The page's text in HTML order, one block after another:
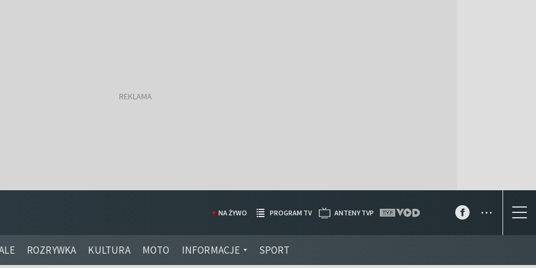
ROZRYWKA KULTURA MOTO INFORMACJE SPORT
NA ŻYWO PROGRAM TV ANTENY TVP ...